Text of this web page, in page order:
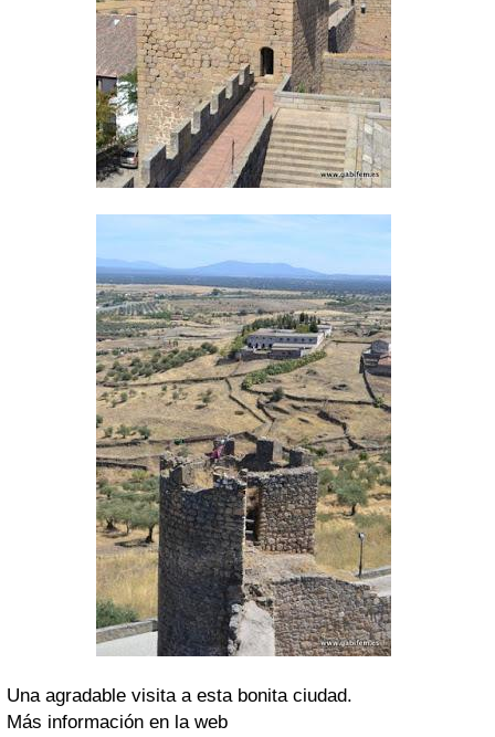
Una agradable visita a esta bonita ciudad.
Más información en la web